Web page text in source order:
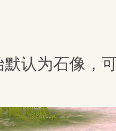
认为石像，